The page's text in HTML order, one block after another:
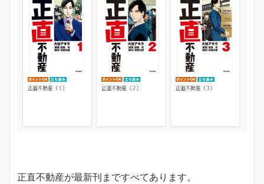
正直不動産が最新刊まですべてあります。